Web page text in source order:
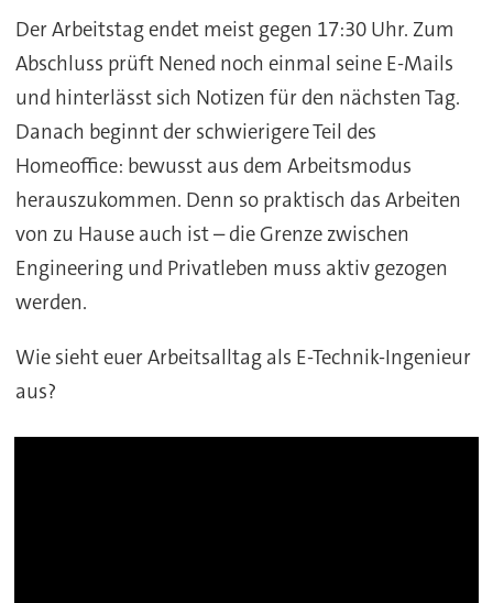
Der Arbeitstag endet meist gegen 17:30 Uhr. Zum
Abschluss prüft Nened noch einmal seine E-Mails
und hinterlässt sich Notizen für den nächsten Tag.
Danach beginnt der schwierigere Teil des
Homeoffice: bewusst aus dem Arbeitsmodus
herauszukommen. Denn so praktisch das Arbeiten
von zu Hause auch ist – die Grenze zwischen
Engineering und Privatleben muss aktiv gezogen
werden.
Wie sieht euer Arbeitsalltag als E-Technik-Ingenieur
aus?